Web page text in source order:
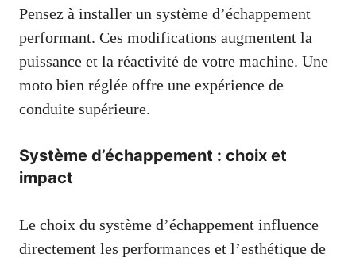
Pensez à installer un système d’échappement
performant. Ces modifications augmentent la
puissance et la réactivité de votre machine. Une
moto bien réglée offre une expérience de
conduite supérieure.
Système d’échappement : choix et
impact
Le choix du système d’échappement influence
directement les performances et l’esthétique de